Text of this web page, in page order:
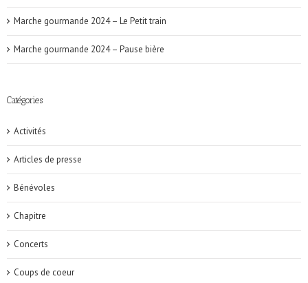
Marche gourmande 2024 – Le Petit train
Marche gourmande 2024 – Pause bière
Catégories
Activités
Articles de presse
Bénévoles
Chapitre
Concerts
Coups de coeur